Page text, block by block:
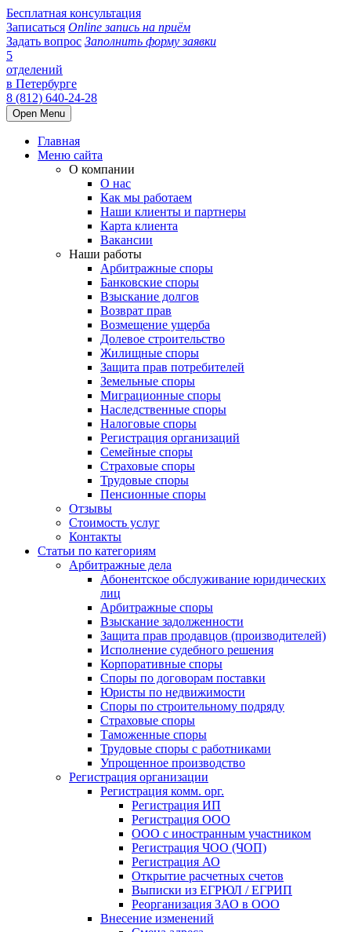
Бесплатная консультация
Записаться Online запись на приём
Задать вопрос Заполнить форму заявки
5
отделений
в Петербурге
8 (812) 640-24-28
Open Menu
Главная
Меню сайта
О компании
О нас
Как мы работаем
Наши клиенты и партнеры
Карта клиента
Вакансии
Наши работы
Арбитражные споры
Банковские споры
Взыскание долгов
Возврат прав
Возмещение ущерба
Долевое строительство
Жилищные споры
Защита прав потребителей
Земельные споры
Миграционные споры
Наследственные споры
Налоговые споры
Регистрация организаций
Семейные споры
Страховые споры
Трудовые споры
Пенсионные споры
Отзывы
Стоимость услуг
Контакты
Статьи по категориям
Арбитражные дела
Абонентское обслуживание юридических
лиц
Арбитражные споры
Взыскание задолженности
Защита прав продавцов (производителей)
Исполнение судебного решения
Корпоративные споры
Споры по договорам поставки
Юристы по недвижимости
Споры по строительному подряду
Страховые споры
Таможенные споры
Трудовые споры с работниками
Упрощенное производство
Регистрация организации
Регистрация комм. орг.
Регистрация ИП
Регистрация ООО
ООО с иностранным участником
Регистрация ЧОО (ЧОП)
Регистрация АО
Открытие расчетных счетов
Выписки из ЕГРЮЛ / ЕГРИП
Реорганизация ЗАО в ООО
Внесение изменений